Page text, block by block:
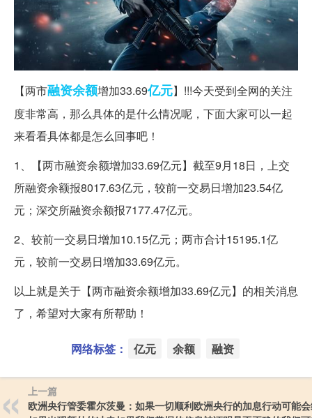
【两市融资余额增加33.69亿元】!!!今天受到全网的关注
度非常高，那么具体的是什么情况呢，下面大家可以一起
来看看具体都是怎么回事吧！
1、【两市融资余额增加33.69亿元】截至9月18日，上交
所融资余额报8017.63亿元，较前一交易日增加23.54亿
元；深交所融资余额报7177.47亿元。
2、较前一交易日增加10.15亿元；两市合计15195.1亿
元，较前一交易日增加33.69亿元。
以上就是关于【两市融资余额增加33.69亿元】的相关消息
了，希望对大家有所帮助！
网络标签： 亿元 余额 融资
上一篇
欧洲央行管委霍尔茨曼：如果一切顺利欧洲央行的加息行动可能